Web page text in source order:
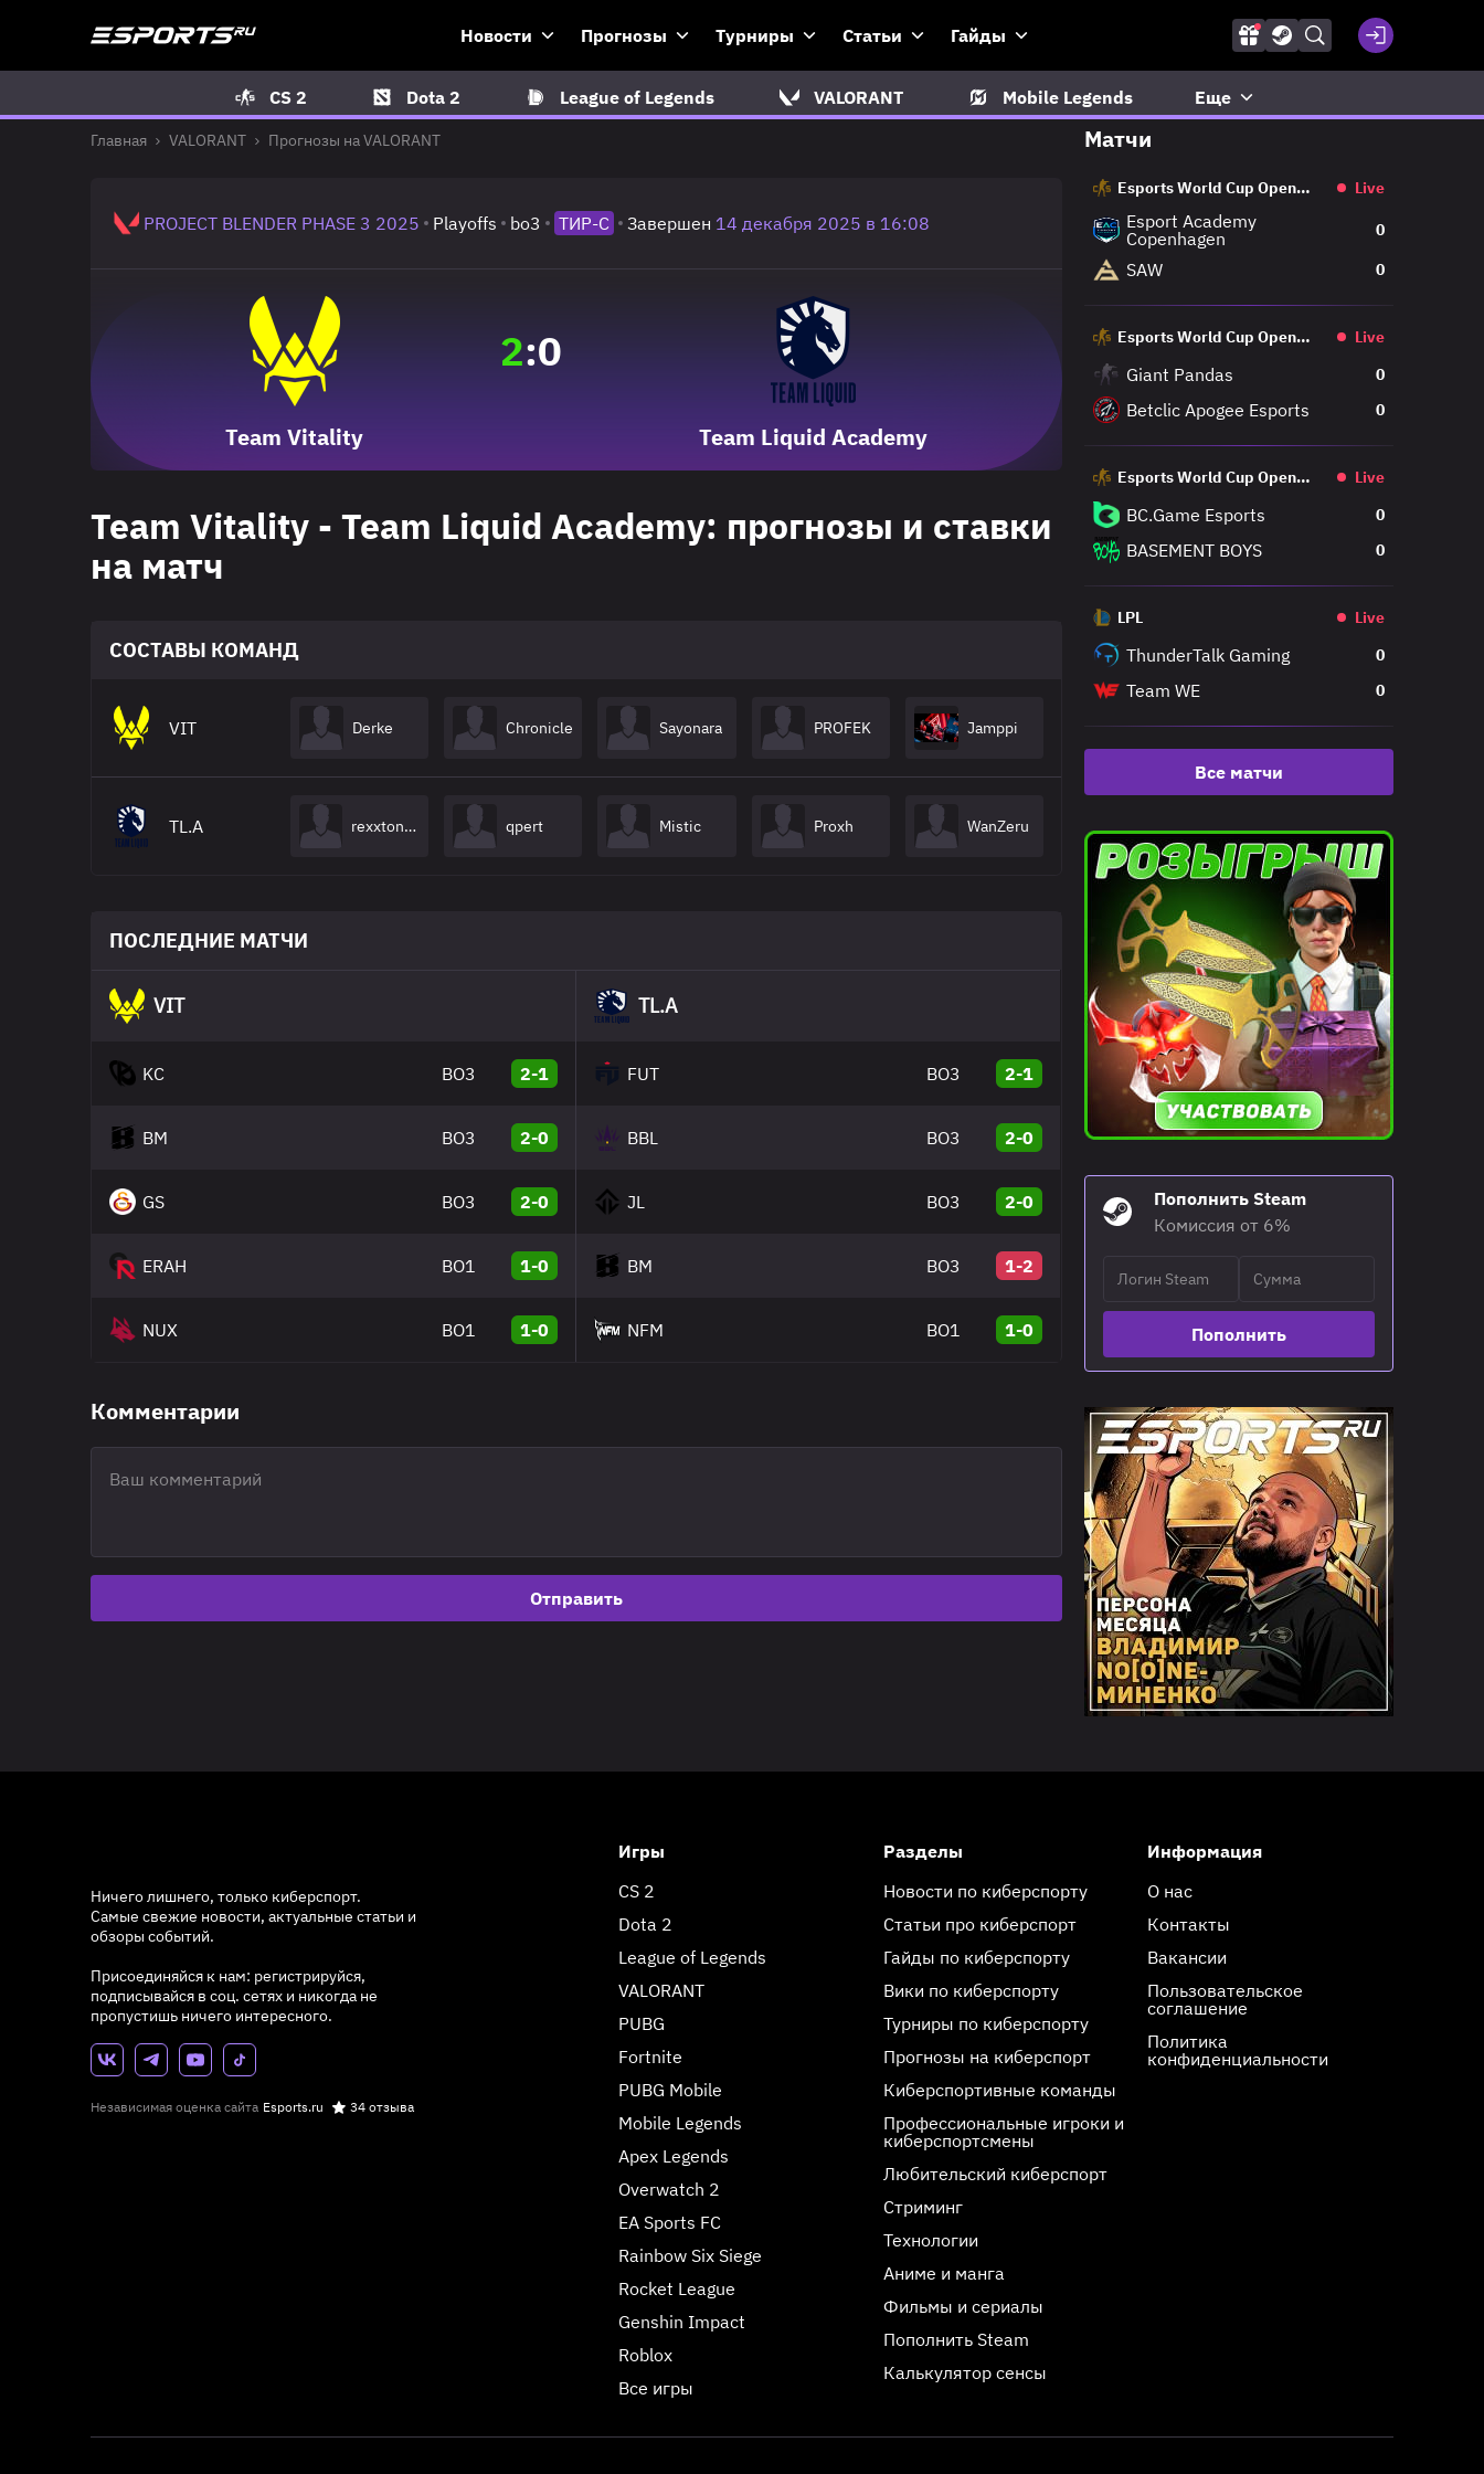
Новости Прогнозы Турниры Статьи Гайды
CS 2 Dota 2 League of Legends VALORANT Mobile Legends Еще
Главная VALORANT Прогнозы на VALORANT
PROJECT BLENDER PHASE 3 2025 Playoffs bo3 ТИР-C Завершен 14 декабря 2025 в 16:08
Team Vitality
2:0
Team Liquid Academy
Team Vitality - Team Liquid Academy: прогнозы и ставки
на матч
СОСТАВЫ КОМАНД
VIT Derke Chronicle Sayonara PROFEK Jamppi
TL.A rexxtoned qpert Mistic Proxh WanZeru
ПОСЛЕДНИЕ МАТЧИ
VIT
KC BO3 2-1
BM BO3 2-0
GS BO3 2-0
ERAH BO1 1-0
NUX BO1 1-0
TL.A
FUT BO3 2-1
BBL BO3 2-0
JL BO3 2-0
BM BO3 1-2
NFM BO1 1-0
Комментарии
Отправить
Матчи
Esports World Cup Open
Live
Esport Academy
Copenhagen
0
SAW 0
Esports World Cup Open
Live
Giant Pandas 0
Betclic Apogee Esports 0
Esports World Cup Open
Live
BC.Game Esports 0
BASEMENT BOYS 0
LPL Live
ThunderTalk Gaming 0
Team WE 0
Все матчи
Пополнить Steam
Комиссия от 6%
Пополнить
Ничего лишнего, только киберспорт.
Самые свежие новости, актуальные статьи и
обзоры событий.
Присоединяйся к нам: регистрируйся,
подписывайся в соц. сетях и никогда не
пропустишь ничего интересного.
Независимая оценка сайта Esports.ru 34 отзыва
Игры
CS 2
Dota 2
League of Legends
VALORANT
PUBG
Fortnite
PUBG Mobile
Mobile Legends
Apex Legends
Overwatch 2
EA Sports FC
Rainbow Six Siege
Rocket League
Genshin Impact
Roblox
Все игры
Разделы
Новости по киберспорту
Статьи про киберспорт
Гайды по киберспорту
Вики по киберспорту
Турниры по киберспорту
Прогнозы на киберспорт
Киберспортивные команды
Профессиональные игроки и
киберспортсмены
Любительский киберспорт
Стриминг
Технологии
Аниме и манга
Фильмы и сериалы
Пополнить Steam
Калькулятор сенсы
Информация
О нас
Контакты
Вакансии
Пользовательское
соглашение
Политика
конфиденциальности